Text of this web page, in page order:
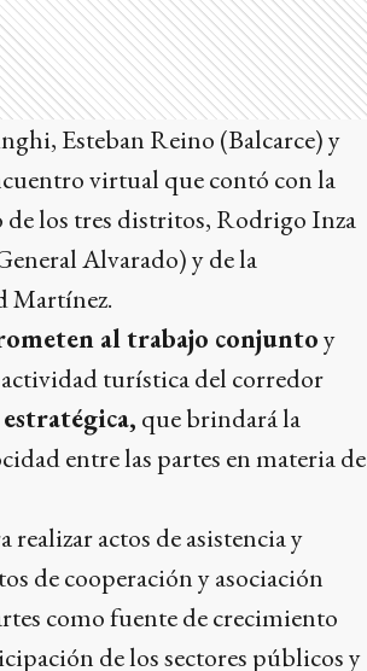
Esteban Reino (Balcarce) y
virtual que contó con la
de los tres distritos, Rodrigo Inza
Alvarado) y de la
Martínez.
al trabajo conjuntoy
turística del corredor
que brindará la
entre las partes en materia de
realizar actos de asistencia y
de cooperación y asociación
como fuente de crecimiento
de los sectores públicos y